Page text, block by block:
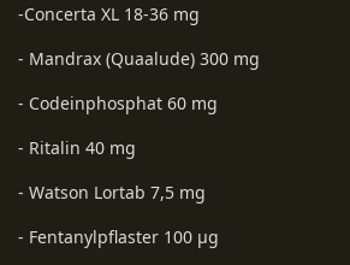
-Concerta XL 18-36 mg
- Mandrax (Quaalude) 300 mg
- Codeinphosphat 60 mg
- Ritalin 40 mg
- Watson Lortab 7,5 mg
- Fentanylpflaster 100 µg